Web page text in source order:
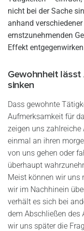
nicht bei der Sache
anhand
ernstzunehmenden
Effekt
Gewohnheit
sinken
Dass gewohnte
Aufmerksamkeit für
zeigen uns
einmal an ihren
von uns gehen oder
überhaupt
Meist können wir uns
wir im Nachhinein
verhält es sich bei
dem Abschließen des
wir uns später die